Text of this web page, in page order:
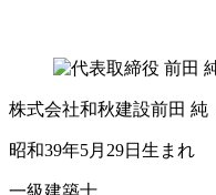
株式会社和秋建設前田 純
昭和39年5月29日生まれ
一級建築士